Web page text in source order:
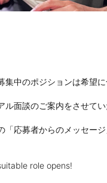
中のポジションは希望
面談のご案内をさせてい
応募者からのメッセージ
role opens!